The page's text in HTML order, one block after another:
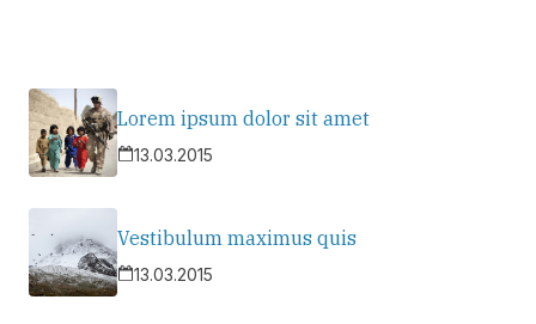
Lorem ipsum dolor sit amet
13.03.2015
Vestibulum maximus quis
13.03.2015